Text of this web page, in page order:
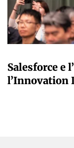
Salesforce e
l’Innovation